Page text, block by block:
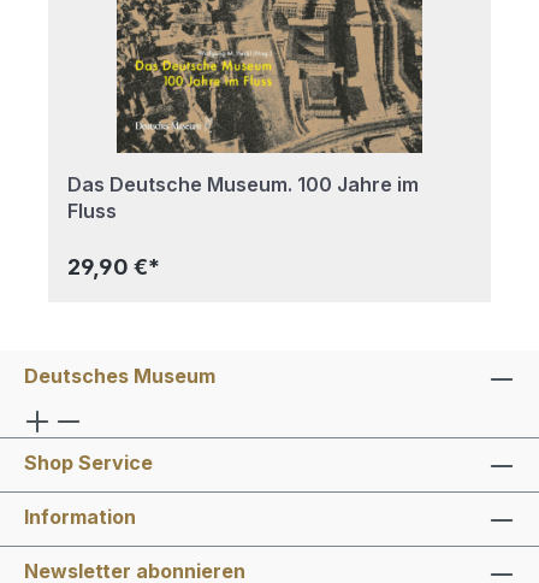
Das Deutsche Museum. 100 Jahre im
Fluss
29,90 €*
Deutsches Museum
Shop Service
Information
Newsletter abonnieren